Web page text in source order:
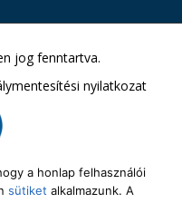
jog fenntartva.
nyilatkozat
a honlap felhasználói
sütiket alkalmazunk. A